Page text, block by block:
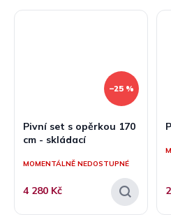
–25 %
Pivní set s opěrkou 170
cm - skládací
MOMENTÁLNĚ NEDOSTUPNÉ
4 280 Kč